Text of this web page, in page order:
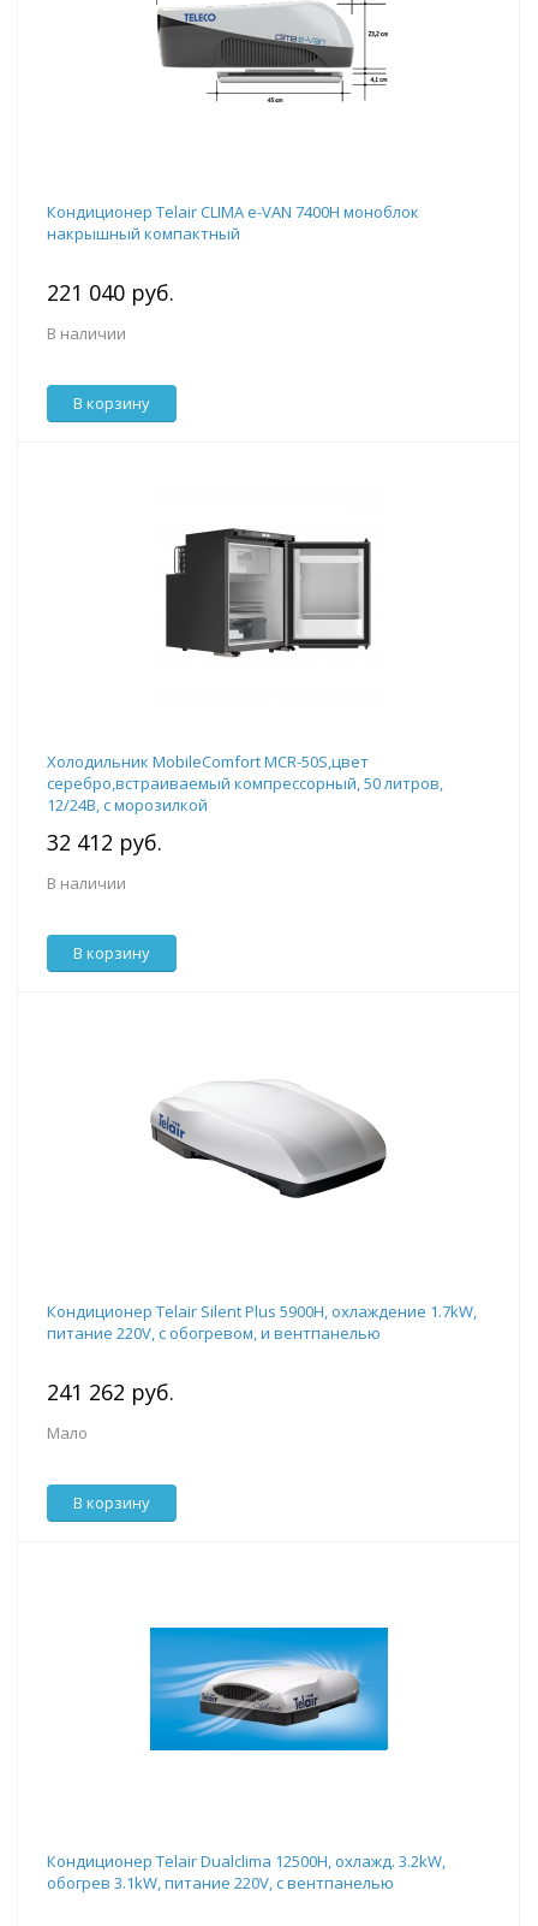
Кондиционер Telair CLIMA e-VAN 7400H моноблок
накрышный компактный
221 040 руб.
В наличии
В корзину
Холодильник MobileComfort MCR-50S,цвет
серебро,встраиваемый компрессорный, 50 литров,
12/24В, с морозилкой
32 412 руб.
В наличии
В корзину
Кондиционер Telair Silent Plus 5900H, охлаждение 1.7kW,
питание 220V, с обогревом, и вентпанелью
241 262 руб.
Мало
В корзину
Кондиционер Telair Dualclima 12500H, охлажд. 3.2kW,
обогрев 3.1kW, питание 220V, с вентпанелью